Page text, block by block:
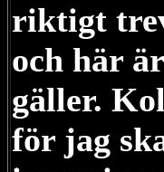
riktigt
och här
gäller.
för jag